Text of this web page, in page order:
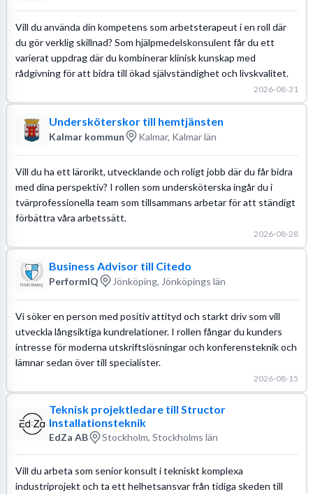
Vill du använda din kompetens som arbetsterapeut i en roll där
du gör verklig skillnad? Som hjälpmedelskonsulent får du ett
varierat uppdrag där du kombinerar klinisk kunskap med
rådgivning för att bidra till ökad självständighet och livskvalitet.
2026-08-31
Undersköterskor till hemtjänsten
Kalmar kommun Kalmar, Kalmar län
Vill du ha ett lärorikt, utvecklande och roligt jobb där du får bidra
med dina perspektiv? I rollen som undersköterska ingår du i
tvärprofessionella team som tillsammans arbetar för att ständigt
förbättra våra arbetssätt.
2026-08-28
Business Advisor till Citedo
PerformIQ Jönköping, Jönköpings län
Vi söker en person med positiv attityd och starkt driv som vill
utveckla långsiktiga kundrelationer. I rollen fångar du kunders
intresse för moderna utskriftslösningar och konferensteknik och
lämnar sedan över till specialister.
2026-08-15
Teknisk projektledare till Structor
Installationsteknik
EdZa AB Stockholm, Stockholms län
Vill du arbeta som senior konsult i tekniskt komplexa
industriprojekt och ta ett helhetsansvar från tidiga skeden till